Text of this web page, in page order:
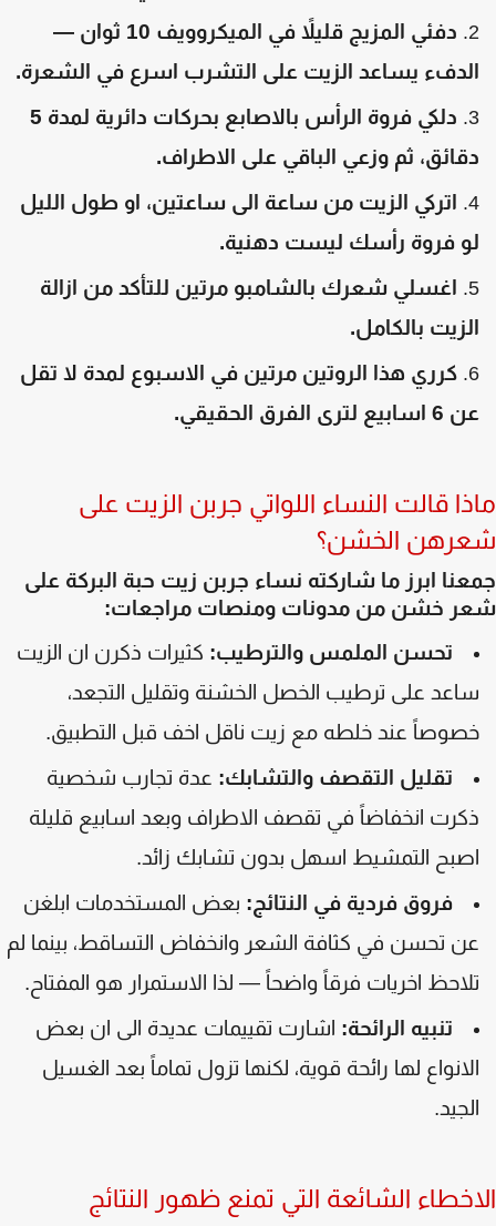
دفئي المزيج قليلاً في الميكروويف 10 ثوان —
يساعد الزيت على التشرب اسرع في الشعرة.
دلكي فروة الرأس بالاصابع بحركات دائرية لمدة 5
ثم وزعي الباقي على الاطراف.
اتركي الزيت من ساعة الى ساعتين، او طول الليل
فروة رأسك ليست دهنية.
اغسلي شعرك بالشامبو مرتين للتأكد من ازالة
بالكامل.
كرري هذا الروتين مرتين في الاسبوع لمدة لا تقل
لترى الفرق الحقيقي.
قالت النساء اللواتي جربن الزيت على
الخشن؟
ابرز ما شاركته نساء جربن زيت حبة البركة على
خشن من مدونات ومنصات مراجعات:
تحسن الملمس والترطيب:كثيرات ذكرن ان الزيت
على ترطيب الخصل الخشنة وتقليل التجعد،
عند خلطه مع زيت ناقل اخف قبل التطبيق.
تقليل التقصف والتشابك:عدة تجارب شخصية
انخفاضاً في تقصف الاطراف وبعد اسابيع قليلة
التمشيط اسهل بدون تشابك زائد.
فروق فردية في النتائج:بعض المستخدمات ابلغن
تحسن في كثافة الشعر وانخفاض التساقط، بينما لم
اخريات فرقاً واضحاً — لذا الاستمرار هو المفتاح.
تنبيه الرائحة:اشارت تقييمات عديدة الى ان بعض
لها رائحة قوية، لكنها تزول تماماً بعد الغسيل
الشائعة التي تمنع ظهور النتائج